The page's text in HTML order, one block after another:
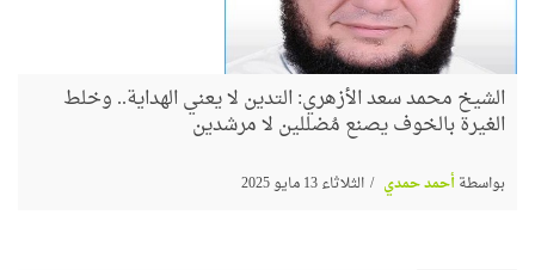
الشيخ محمد سعد الأزهري: التدين لا يعني الهداية.. وخلط
الغيرة بالخوف يصنع مُضللين لا مرشدين
بواسطةأحمد حمدي الثلاثاء 13 مايو 2025